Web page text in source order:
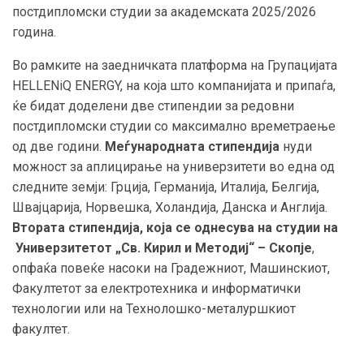
постдипломски студии за академската 2025/2026
година.
Во рамките на заедничката платформа на Групацијата
HELLENiQ ENERGY, на која што компанијата и припаѓа,
ќе бидат доделени две стипендии за редовни
постдипломски студии со максимално времетраење
од две години. Меѓународната стипендија нуди
можност за аплицирање на универзитети во една од
следните земји: Грција, Германија, Италија, Белгија,
Швајцарија, Норвешка, Холандија, Данска и Англија.
Втората стипендија, која се однесува на студии на
Универзитетот „Св. Кирил и Методиј“ – Скопје,
опфаќа повеќе насоки на Градежниот, Машинскиот,
Факултетот за електротехника и информатички
технологии или на Технолошко-металуршкиот
факултет.